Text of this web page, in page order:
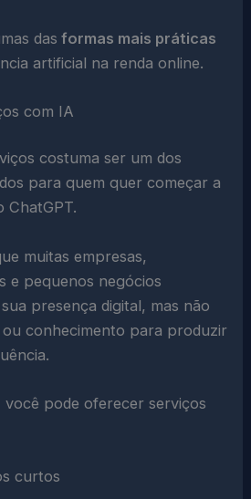
das formas mais práticas
artificial na renda online.
com IA
costuma ser um dos
para quem quer começar a
ChatGPT.
muitas empresas,
e pequenos negócios
presença digital, mas não
conhecimento para produzir
pode oferecer serviços
curtos